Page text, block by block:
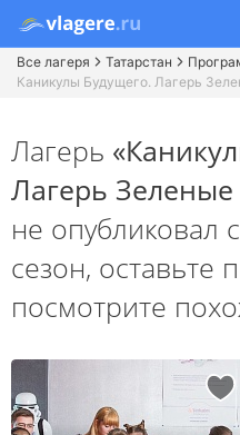
Все лагеря Татарстан
Каникулы Будущего. Лагерь
Лагерь
Лагерь
не опубликовал
сезон, оставьте
посмотрите